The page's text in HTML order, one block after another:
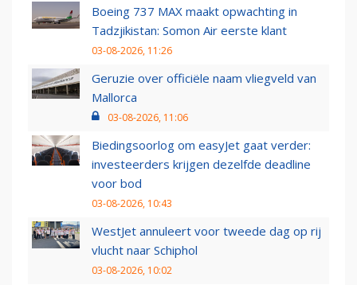
Boeing 737 MAX maakt opwachting in
Tadzjikistan: Somon Air eerste klant
03-08-2026, 11:26
Geruzie over officiële naam vliegveld van
Mallorca
03-08-2026, 11:06
Biedingsoorlog om easyJet gaat verder:
investeerders krijgen dezelfde deadline
voor bod
03-08-2026, 10:43
WestJet annuleert voor tweede dag op rij
vlucht naar Schiphol
03-08-2026, 10:02